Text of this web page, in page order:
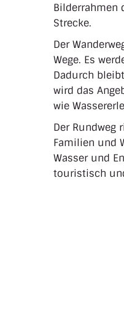
Bilderrahmen
Strecke.
Der
Wege. Es
Dadurch
wird das
wie
Der Rundweg
Familien und
Wasser und
touristisch